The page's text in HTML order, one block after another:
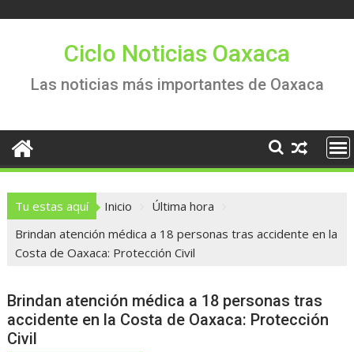
Ciclo Noticias Oaxaca
Las noticias más importantes de Oaxaca
Tu estas aquí Inicio
Última hora
Brindan atención médica a 18 personas tras accidente en la
Costa de Oaxaca: Protección Civil
Brindan atención médica a 18 personas tras
accidente en la Costa de Oaxaca: Protección
Civil